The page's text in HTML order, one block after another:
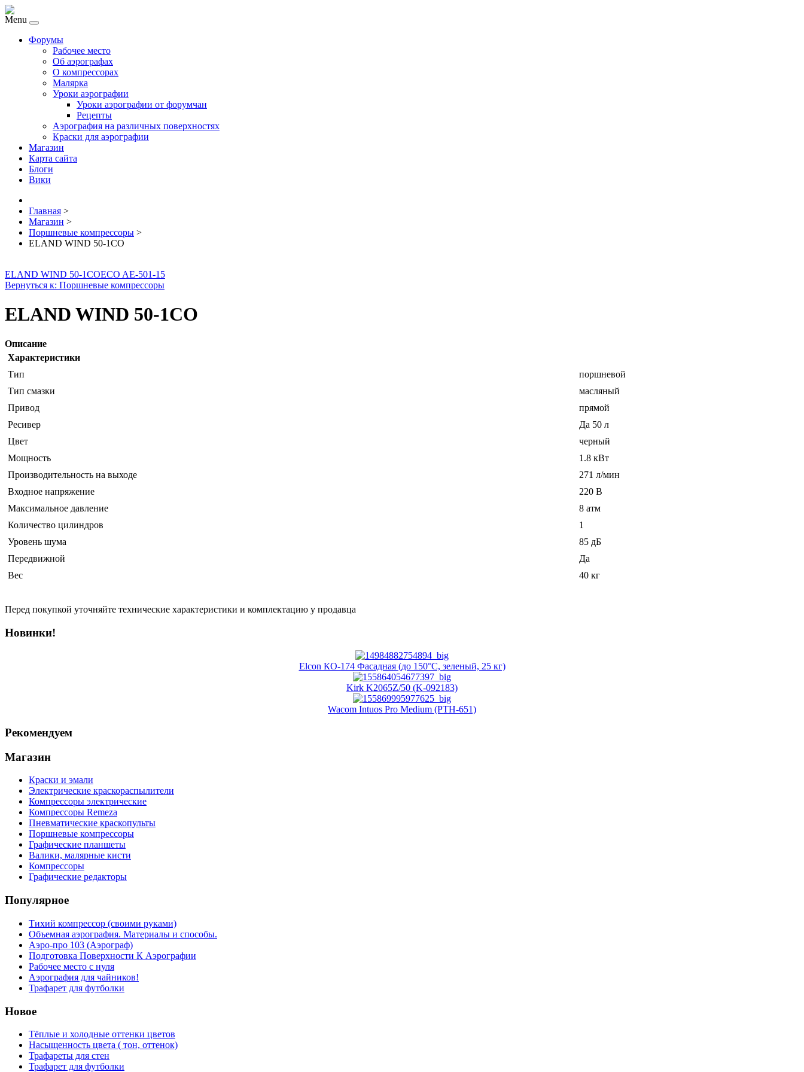
Menu
Форумы
Рабочее место
Об аэрографах
О компрессорах
Малярка
Уроки аэрографии
Уроки аэрографии от форумчан
Рецепты
Аэрография на различных поверхностях
Краски для аэрографии
Магазин
Карта сайта
Блоги
Вики
Главная >
Магазин >
Поршневые компрессоры >
ELAND WIND 50-1CO
ELAND WIND 50-1COECO AE-501-15
Вернуться к: Поршневые компрессоры
ELAND WIND 50-1CO
Описание
Характеристики
Тип
поршневой
Тип смазки
масляный
Привод
прямой
Ресивер
Да 50 л
Цвет
черный
Мощность
1.8 кВт
Производительность на выходе
271 л/мин
Входное напряжение
220 В
Максимальное давление
8 атм
Количество цилиндров
1
Уровень шума
85 дБ
Передвижной
Да
Вес
40 кг
Перед покупкой уточняйте технические характеристики и комплектацию у продавца
Новинки!
Elcon КО-174 Фасадная (до 150°C, зеленый, 25 кг)
Kirk K2065Z/50 (K-092183)
Wacom Intuos Pro Medium (PTH-651)
Рекомендуем
Магазин
Краски и эмали
Электрические краскораспылители
Компрессоры электрические
Компрессоры Remeza
Пневматические краскопульты
Поршневые компрессоры
Графические планшеты
Валики, малярные кисти
Компрессоры
Графические редакторы
Популярное
Тихий компрессор (своими руками)
Объемная аэрография. Материалы и способы.
Аэро-про 103 (Аэрограф)
Подготовка Поверхности К Аэрографии
Рабочее место с нуля
Аэрография для чайников!
Трафарет для футболки
Новое
Тёплые и холодные оттенки цветов
Насыщенность цвета ( тон, оттенок)
Трафареты для стен
Трафарет для футболки